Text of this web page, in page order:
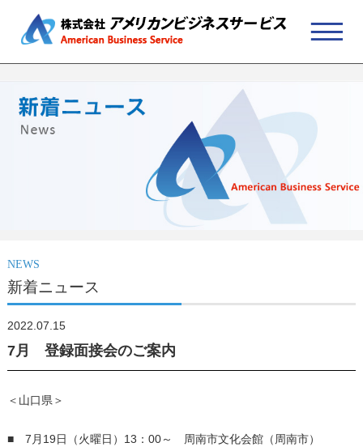
NEWS
新着ニュース
2022.07.15
7月 登録面接会のご案内
＜山口県＞
■ 7月19日（火曜日）13：00～ 周南市文化会館（周南市）